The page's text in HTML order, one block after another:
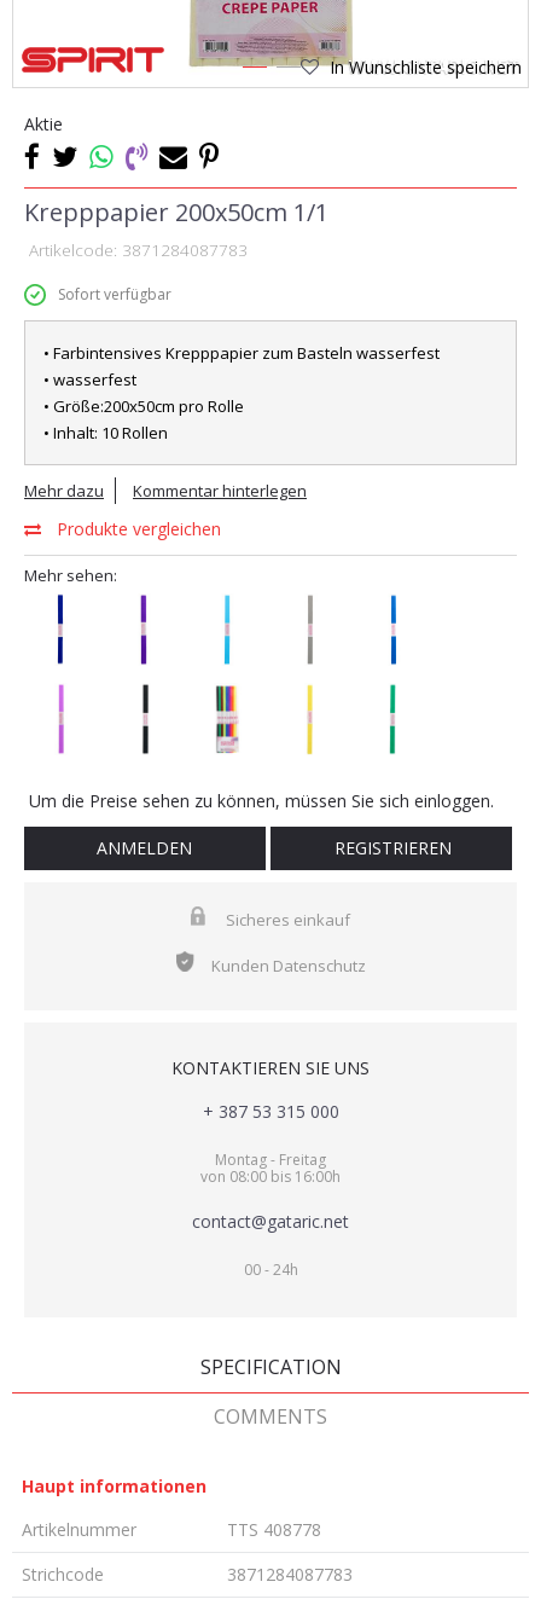
1 2 In Wunschliste speichern
Aktie
Krepppapier 200x50cm 1/1
Artikelcode: 3871284087783
Sofort verfügbar
• Farbintensives Krepppapier zum Basteln wasserfest
• wasserfest
• Größe:200x50cm pro Rolle
• Inhalt: 10 Rollen
Mehr dazu Kommentar hinterlegen
Produkte vergleichen
Mehr sehen:
Um die Preise sehen zu können, müssen Sie sich einloggen.
ANMELDEN REGISTRIEREN
Sicheres einkauf
Kunden Datenschutz
KONTAKTIEREN SIE UNS
+ 387 53 315 000
Montag - Freitag
von 08:00 bis 16:00h
contact@gataric.net
00 - 24h
SPECIFICATION
COMMENTS
Haupt informationen
Artikelnummer
TTS 408778
Strichcode
3871284087783